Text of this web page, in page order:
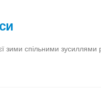
зими спільними зусиллями